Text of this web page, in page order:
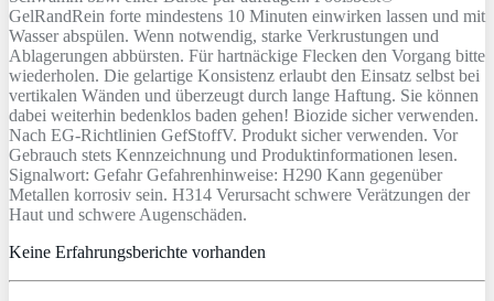
GelRandRein forte mindestens 10 Minuten einwirken lassen und mit
Wasser abspülen. Wenn notwendig, starke Verkrustungen und
Ablagerungen abbürsten. Für hartnäckige Flecken den Vorgang bitte
wiederholen. Die gelartige Konsistenz erlaubt den Einsatz selbst bei
vertikalen Wänden und überzeugt durch lange Haftung. Sie können
dabei weiterhin bedenklos baden gehen! Biozide sicher verwenden.
Nach EG-Richtlinien GefStoffV. Produkt sicher verwenden. Vor
Gebrauch stets Kennzeichnung und Produktinformationen lesen.
Signalwort: Gefahr Gefahrenhinweise: H290 Kann gegenüber
Metallen korrosiv sein. H314 Verursacht schwere Verätzungen der
Haut und schwere Augenschäden.
Keine Erfahrungsberichte vorhanden